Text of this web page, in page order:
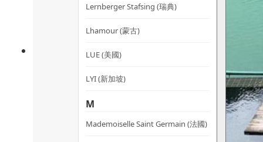
Lernberger Stafsing (瑞典)
Lhamour (蒙古)
LUE (美國)
LYI (新加坡)
M
Mademoiselle Saint Germain (法國)